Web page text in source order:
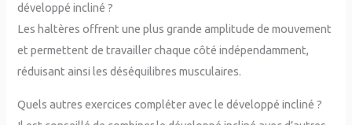
développé incliné ?
Les haltères offrent une plus grande amplitude de mouvement
et permettent de travailler chaque côté indépendamment,
réduisant ainsi les déséquilibres musculaires.
Quels autres exercices compléter avec le développé incliné ?